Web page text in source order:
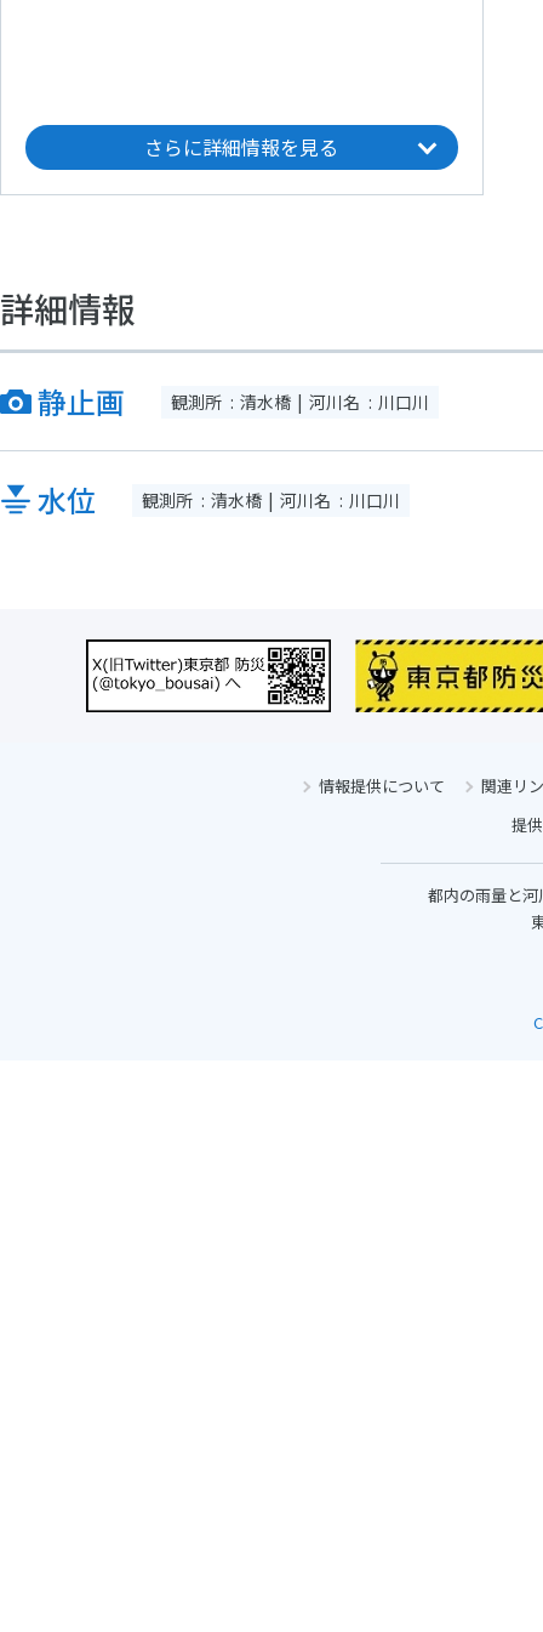
さらに詳細情報を見る
詳細情報
静止画 観測所 清水橋 河川名 川口川
水位 観測所 清水橋 河川名 川口川
情報提供について
関連リ
提供
都内の雨量と